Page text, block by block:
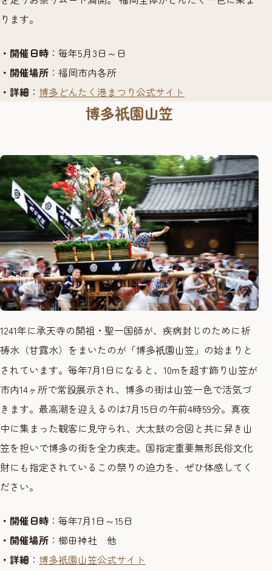
ります。
・開催日時 ：毎年5月3日～日
・開催場所 ：福岡市内各所
・詳細 ： 博多どんたく港まつり公式サイト
博多祇園山笠
1241年に承天寺の開祖・聖一国師が、疾病封じのために祈
祷水（甘露水）をまいたのが「博多祇園山笠」の始まりと
されています。毎年7月1日になると、10mを超す飾り山笠が
市内14ヶ所で常設展示され、博多の街は山笠一色で活気づ
きます。最高潮を迎えるのは7月15日の午前4時59分。真夜
中に集まった観客に見守られ、大太鼓の合図と共に舁き山
笠を担いで博多の街を全力疾走。国指定重要無形民俗文化
財にも指定されているこの祭りの迫力を、ぜひ体感してく
ださい。
・開催日時 ：毎年7月1日～15日
・開催場所 ：櫛田神社 他
・詳細 ： 博多祇園山笠公式サイト